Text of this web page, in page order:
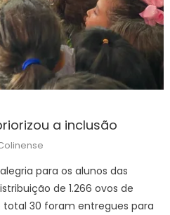
a inclusão
para os alunos das
de 1.266 ovos de
30 foram entregues para